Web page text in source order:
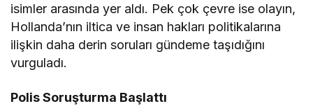
isimler arasında yer aldı. Pek çok çevre ise olayın,
Hollanda’nın iltica ve insan hakları politikalarına
ilişkin daha derin soruları gündeme taşıdığını
vurguladı.
Polis Soruşturma Başlattı